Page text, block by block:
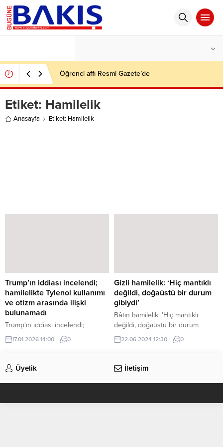
Öğrenci affı Resmi Gazete’de
Etiket: Hamilelik
Anasayfa Etiket: Hamilelik
Trump’ın iddiası incelendi;
hamilelikte Tylenol kullanımı
ve otizm arasında ilişki
bulunamadı
Trump'ın iddiası incelendi;
hamilelikte Tylenol kullanımı ve
otizm arasında ilişki bulunamadı
17.01.2026 14:00 0
Gizli hamilelik: ‘Hiç mantıklı
değildi, doğaüstü bir durum
gibiydi’
Bâtın hamilelik: 'Hiç mantıklı
değildi, doğaüstü bir durum
benzeriydi'
22.06.2024 12:30 0
Üyelik İletişim